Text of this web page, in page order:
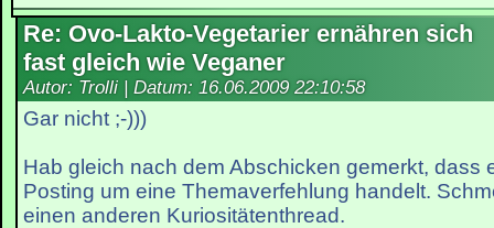
Re: Ovo-Lakto-Vegetarier ernähren sich
fast gleich wie Veganer
Autor: Trolli | Datum: 16.06.2009 22:10:58
Gar nicht ;-)))
Hab gleich nach dem Abschicken gemerkt, dass
Posting um eine Themaverfehlung handelt.
einen anderen Kuriositätenthread.